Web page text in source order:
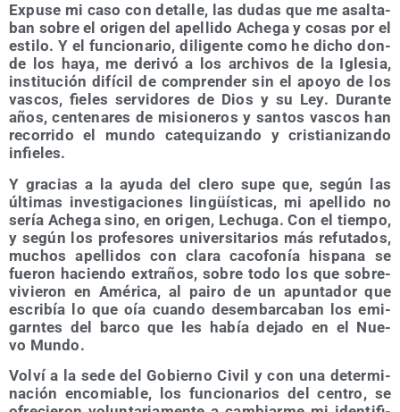
Expu­se mi caso con deta­lle, las dudas que me asal­ta­
ban sobre el ori­gen del ape­lli­do Ache­ga y cosas por el
esti­lo. Y el fun­cio­na­rio, dili­gen­te como he dicho don­
de los haya, me deri­vó a los archi­vos de la Igle­sia,
ins­ti­tu­ción difí­cil de com­pren­der sin el apo­yo de los
vas­cos, fie­les ser­vi­do­res de Dios y su Ley. Duran­te
años, cen­te­na­res de misio­ne­ros y san­tos vas­cos han
reco­rri­do el mun­do cate­qui­zan­do y cris­tia­ni­zan­do
infieles.
Y gra­cias a la ayu­da del cle­ro supe que, según las
últi­mas inves­ti­ga­cio­nes lin­güís­ti­cas, mi ape­lli­do no
sería Ache­ga sino, en ori­gen, Lechu­ga. Con el tiem­po,
y según los pro­fe­so­res uni­ver­si­ta­rios más refu­ta­dos,
muchos ape­lli­dos con cla­ra caco­fo­nía his­pa­na se
fue­ron hacien­do extra­ños, sobre todo los que sobre­
vi­vie­ron en Amé­ri­ca, al pai­ro de un apun­ta­dor que
escri­bía lo que oía cuan­do des­em­bar­ca­ban los emi­
garn­tes del bar­co que les había deja­do en el Nue­
vo Mundo.
Vol­ví a la sede del Gobierno Civil y con una deter­mi­
na­ción enco­mia­ble, los fun­cio­na­rios del cen­tro, se